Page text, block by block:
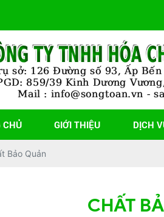
CHỦ GIỚI THIỆU DỊCH
Bảo Quản
CHẤT